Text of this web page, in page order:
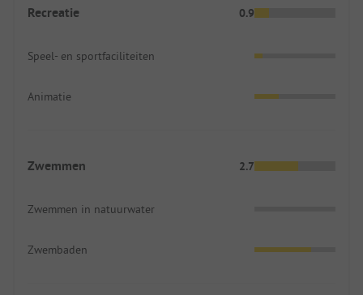
Recreatie 0.9
Speel- en sportfaciliteiten
Animatie
Zwemmen 2.7
Zwemmen in natuurwater
Zwembaden